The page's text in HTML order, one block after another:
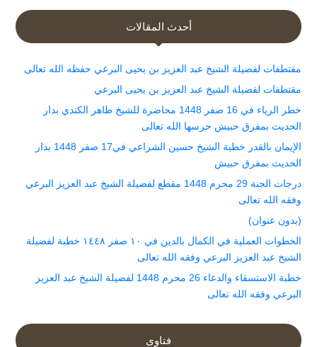
أحدث المقالات
مقتطفات لفضيلة الشيخ عبد العزيز بن يحيى البرعي حفظه الله تعالى
مقتطفات لفضيلة الشيخ عبد العزيز بن يحيى البرعي
خطر الرياء في 16 صفر 1448 محاضرة للشيخ طاهر الكندي بدار
الحديث بمفرق حبيش حرسها الله تعالى
الإيمان بالقدر خطبة الشيخ حسين الشراعي في17 صفر 1448 بدار
الحديث بمفرق حبيش
درجات الجنة 29 محرم 1448 مقطع لفضيلة الشيخ عبد العزيز البرعي
وفقه الله تعالى
(بدون عنوان)
الخطوات العملية في الكمال بالدين في ١٠ صفر ١٤٤٨ خطبة لفضيلة
الشيخ عبد العزيز البرعي وفقه الله تعالى
خطبة الاستسقاء والدعاء 26 محرم 1448 لفضيلة الشيخ عبد العزيز
البرعي وفقه الله تعالى
فتاوى